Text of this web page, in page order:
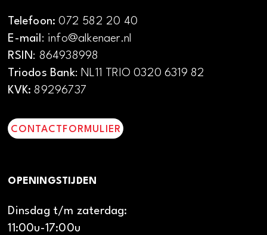
Telefoon:072 582 20 40
E-mail: info@alkenaer.nl
RSIN: 864938998
Triodos Bank: NL11 TRIO 0320 6319 82
KVK: 89296737
CONTACTFORMULIER
OPENINGSTIJDEN
Dinsdag t/m zaterdag:
11:00u-17:00u